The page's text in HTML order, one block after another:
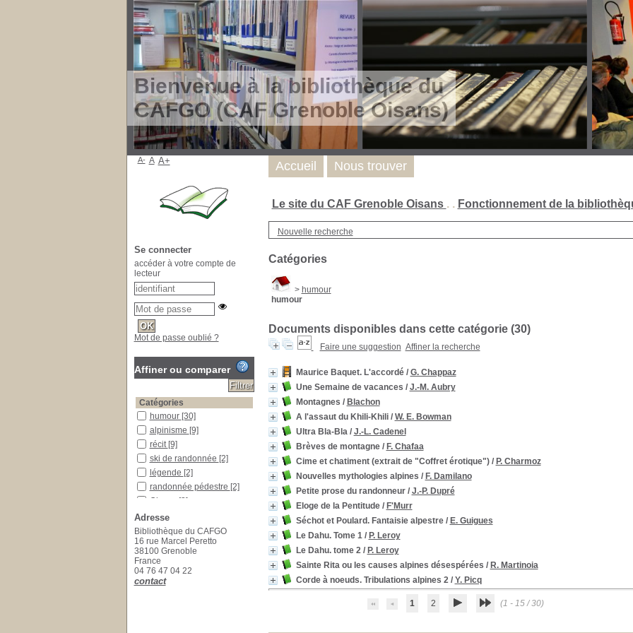
Bienvenue à la bibliothèque du
CAFGO (CAF Grenoble Oisans)
Le site du CAF Grenoble Oisans . . Fonctionnement de la
Nouvelle recherche
Catégories
> humour
humour
Documents disponibles dans cette catégorie (30)
Faire une suggestion Affiner la recherche
Maurice Baquet. L'accordé/ G. Chappaz
Une Semaine de vacances / J.-M. Aubry
Montagnes / Blachon
A l'assaut du Khili-Khili/ W. E. Bowman
Ultra Bla-Bla/ J.-L. Cadenel
Brèves de montagne/ F. Chafaa
Cime et chatiment (extrait de "Coffret érotique")/ P. Charmoz
Nouvelles mythologies alpines / F. Damilano
Petite prose du randonneur/ J.-P. Dupré
Eloge de la Pentitude/ F'Murr
Séchot et Poulard. Fantaisie alpestre/ E. Guigues
Le Dahu. Tome 1/ P. Leroy
Le Dahu. tome 2/ P. Leroy
Sainte Rita ou les causes alpines désespérées / R. Martinoia
Corde à noeuds. Tribulations alpines 2/ Y. Picq
1 2 (1 - 15 / 30)
Accueil Nous trouver
A- A A+
Se connecter
accéder à votre compte de
lecteur
Mot de passe oublié ?
Affiner ou comparer
Catégories
humour [30]
alpinisme [9]
récit [9]
ski de randonnée [2]
légende [2]
randonnée pédestre [2]
Oisans [2]
trail[1]
Suisse[1]
ski-alpinisme[1]
ski extrême
ski[1]
roman
Adresse
Bibliothèque du CAFGO
16 rue Marcel Peretto
38100 Grenoble
France
04 76 47 04 22
contact